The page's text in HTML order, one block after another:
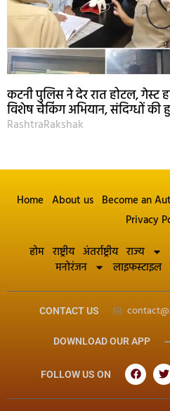
कटनी पुलिस ने देर रात होटल, गेस्ट
विशेष चेकिंग अभियान, संदिग्धों की
RashtraRakshak
Home About us Become an
Privacy
होम राष्ट्रीय अंतर्राष्ट्रीय राज्य
मनोरंजन
लाइफस्टाइल
CONTACT US
DOWNLOAD OUR APP
FOLLOW US ON